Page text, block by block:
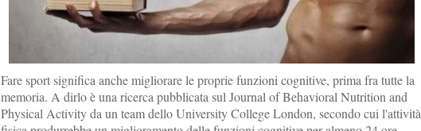
Fare sport significa anche migliorare le proprie funzioni cognitive, prima fra tutte la
memoria. A dirlo è una ricerca pubblicata sul Journal of Behavioral Nutrition and
Physical Activity da un team dello University College London, secondo cui l'attività